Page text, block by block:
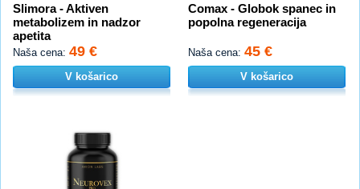
Slimora - Aktiven
metabolizem in nadzor
apetita
Naša cena: 49 €
V košarico
Comax - Globok spanec in
popolna regeneracija
Naša cena: 45 €
V košarico